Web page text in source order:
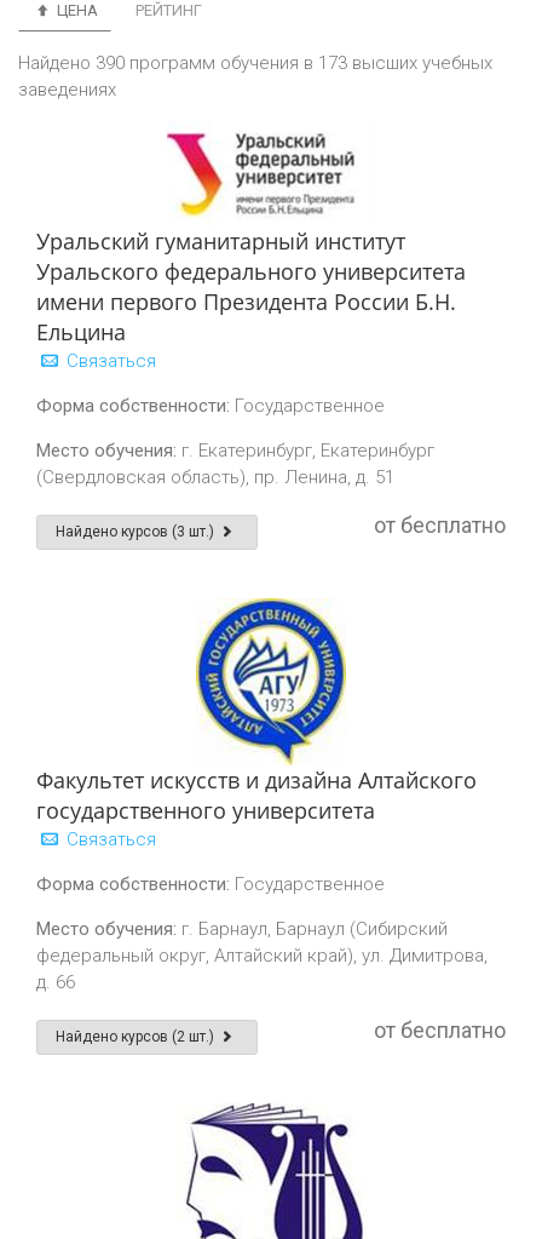
ЦЕНА РЕЙТИНГ
Найдено 390 программ обучения в 173 высших учебных
заведениях
Уральский гуманитарный институт
Уральского федерального университета
имени первого Президента России Б.Н.
Ельцина
Связаться
Форма собственности: Государственное
Место обучения: г. Екатеринбург, Екатеринбург
(Свердловская область), пр. Ленина, д. 51
Найдено курсов (3 шт.) от бесплатно
Факультет искусств и дизайна Алтайского
государственного университета
Связаться
Форма собственности: Государственное
Место обучения: г. Барнаул, Барнаул (Сибирский
федеральный округ, Алтайский край), ул. Димитрова,
д. 66
Найдено курсов (2 шт.) от бесплатно